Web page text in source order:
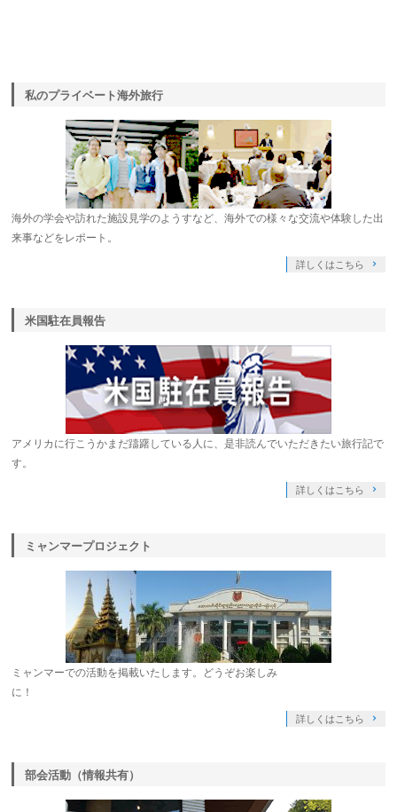
私のプライベート海外旅行
海外の学会や訪れた施設見学のようすなど、海外での様々な交流や体験した出
来事などをレポート。
詳しくはこちら
米国駐在員報告
アメリカに行こうかまだ躊躇している人に、是非読んでいただきたい旅行記で
す。
詳しくはこちら
ミャンマープロジェクト
ミャンマーでの活動を掲載いたします。どうぞお楽しみ
に！
詳しくはこちら
部会活動（情報共有）